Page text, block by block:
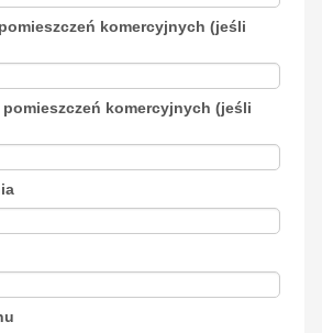
komercyjnych (jeśli
pomieszczeń komercyjnych (jeśli